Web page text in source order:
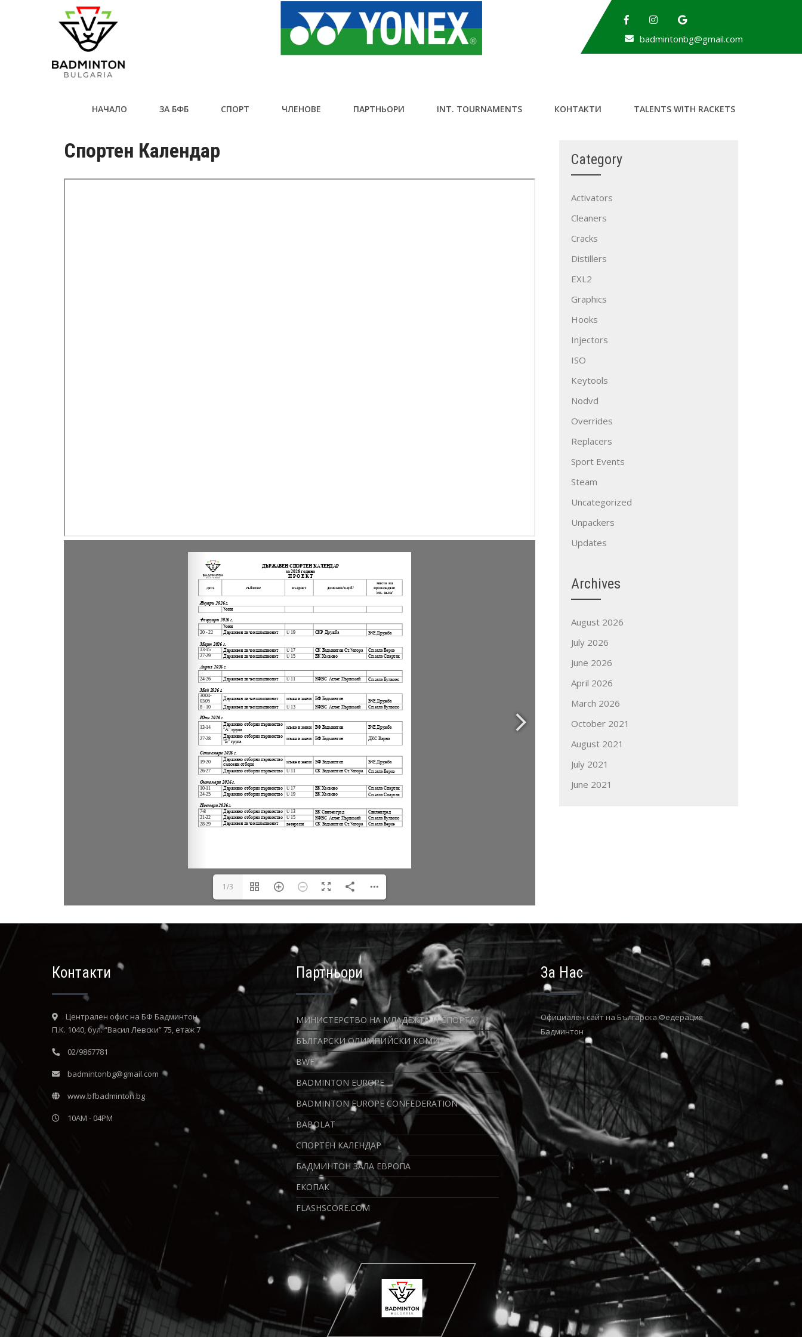
badmintonbg@gmail.com
НАЧАЛО ЗА БФБ СПОРТ ЧЛЕНОВЕ ПАРТНЬОРИ INT. TOURNAMENTS КОНТАКТИ TALENTS WITH RACKETS
Спортен Календар
1/3
Category
Activators
Cleaners
Cracks
Distillers
EXL2
Graphics
Hooks
Injectors
ISO
Keytools
Nodvd
Overrides
Replacers
Sport Events
Steam
Uncategorized
Unpackers
Updates
Archives
August 2026
July 2026
June 2026
April 2026
March 2026
October 2021
August 2021
July 2021
June 2021
Контакти
Централен офис на БФ Бадминтон
П.К. 1040, бул. “Васил Левски” 75, етаж 7
02/9867781
badmintonbg@gmail.com
www.bfbadminton.bg
10AM - 04PM
Партньори
МИНИСТЕРСТВО НА МЛАДЕЖТА И СПОРТА
БЪЛГАРСКИ ОЛИМПИЙСКИ КОМИТЕТ
BWF
BADMINTON EUROPE
BADMINTON EUROPE CONFEDERATION
BABOLAT
СПОРТЕН КАЛЕНДАР
БАДМИНТОН ЗАЛА ЕВРОПА
ЕКОПАК
FLASHSCORE.COM
За Нас
Официaлен сайт на Българска Федерация
Бадминтон